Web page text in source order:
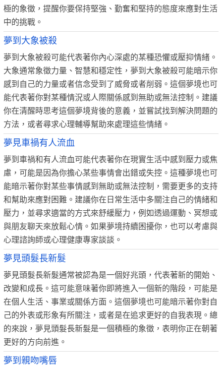
極的象徵，提醒你要保持堅強、勤奮和堅持的態度來應對生活
中的挑戰。
夢到大象被殺
夢到大象被殺可能代表著你內心深處的某種恐懼或壓抑情緒。
大象通常象徵力量、智慧和穩定性，夢到大象被殺可能暗示你
感到自己的力量或者信念受到了威脅或者削弱。這個夢境也可
能代表著你對某種情況或人際關係感到無助或無法控制。建議
你在清醒時思考這個夢境背後的意義，並嘗試找到解決問題的
方法，或者尋求心理輔導幫助來處理這些情緒。
夢見車禍有人流血
夢到車禍和有人流血可能代表著你在現實生活中感到壓力或焦
慮，可能是因為你擔心某些事情會出錯或失控。這種夢境也可
能暗示著你對某些事情感到無助或無法控制，需要更多的支持
和幫助來應對困難。建議你在日常生活中多關注自己的情緒和
壓力，並尋求適當的方式來舒緩壓力，例如透過運動、冥想或
與朋友聊天來放鬆心情。如果夢境持續困擾你，也可以考慮與
心理諮詢師或心理健康專家談談。
夢見頭髮長新髮
夢見頭髮長新髮通常被認為是一個好兆頭，代表著新的開始、
改變和成長。這可能意味著你即將進入一個新的階段，可能是
在個人生活、事業或關係方面。這個夢境也可能暗示著你對自
己的外表或形象有所關注，或者是在追求更好的自我表現。總
的來說，夢見頭髮長新髮是一個積極的象徵，表明你正在朝著
更好的方向前進。
夢到親吻嘴唇